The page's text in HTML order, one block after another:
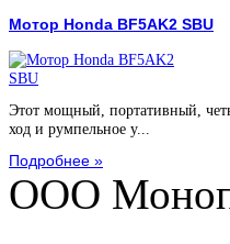
Мотор Honda BF5AK2 SBU
Этот мощный, портативный,
ход и румпельное у...
Подробнее »
ООО